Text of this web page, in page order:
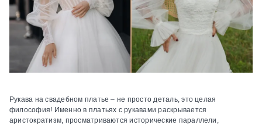
Рукава на свадебном платье – не просто деталь, это целая
философия! Именно в платьях с рукавами раскрывается
аристократизм, просматриваются исторические параллели,